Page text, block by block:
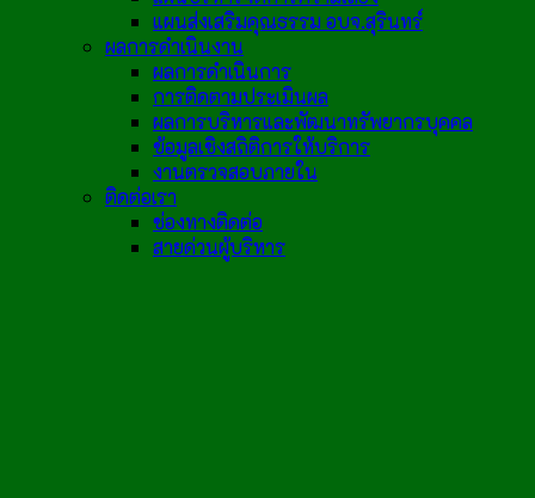
แผนส่งเสริมคุณธรรม อบจ.สุรินทร์
ผลการดำเนินงาน
ผลการดำเนินการ
การติดตามประเมินผล
ผลการบริหารและพัฒนาทรัพยากรบุคคล
ข้อมูลเชิงสถิติการให้บริการ
งานตรวจสอบภายใน
ติดต่อเรา
ช่องทางติดต่อ
สายด่วนผู้บริหาร